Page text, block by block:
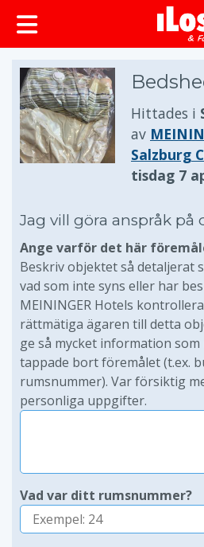
Hittades i
av
Salzburg
tisdag 7
Jag vill göra anspråk på
Ange varför det här
Beskriv objektet så detaljerat
vad som inte syns eller har
MEININGER Hotels
rättmätiga ägaren till detta
ge så mycket information
tappade bort föremålet (t.ex.
rumsnummer). Var försiktig
personliga uppgifter.
Vad var ditt rumsnummer?